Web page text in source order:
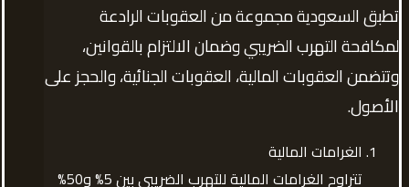
تطبق السعودية مجموعة من العقوبات الرادعة
لمكافحة التهرب الضريبي وضمان الالتزام بالقوانين،
وتتضمن العقوبات المالية، العقوبات الجنائية، والحجز على
الأصول.
الغرامات المالية
تتراوح الغرامات المالية للتهرب الضريبي بين 5% و50%